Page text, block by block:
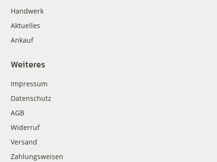
Handwerk
Aktuelles
Ankauf
Weiteres
Impressum
Datenschutz
AGB
Widerruf
Versand
Zahlungsweisen